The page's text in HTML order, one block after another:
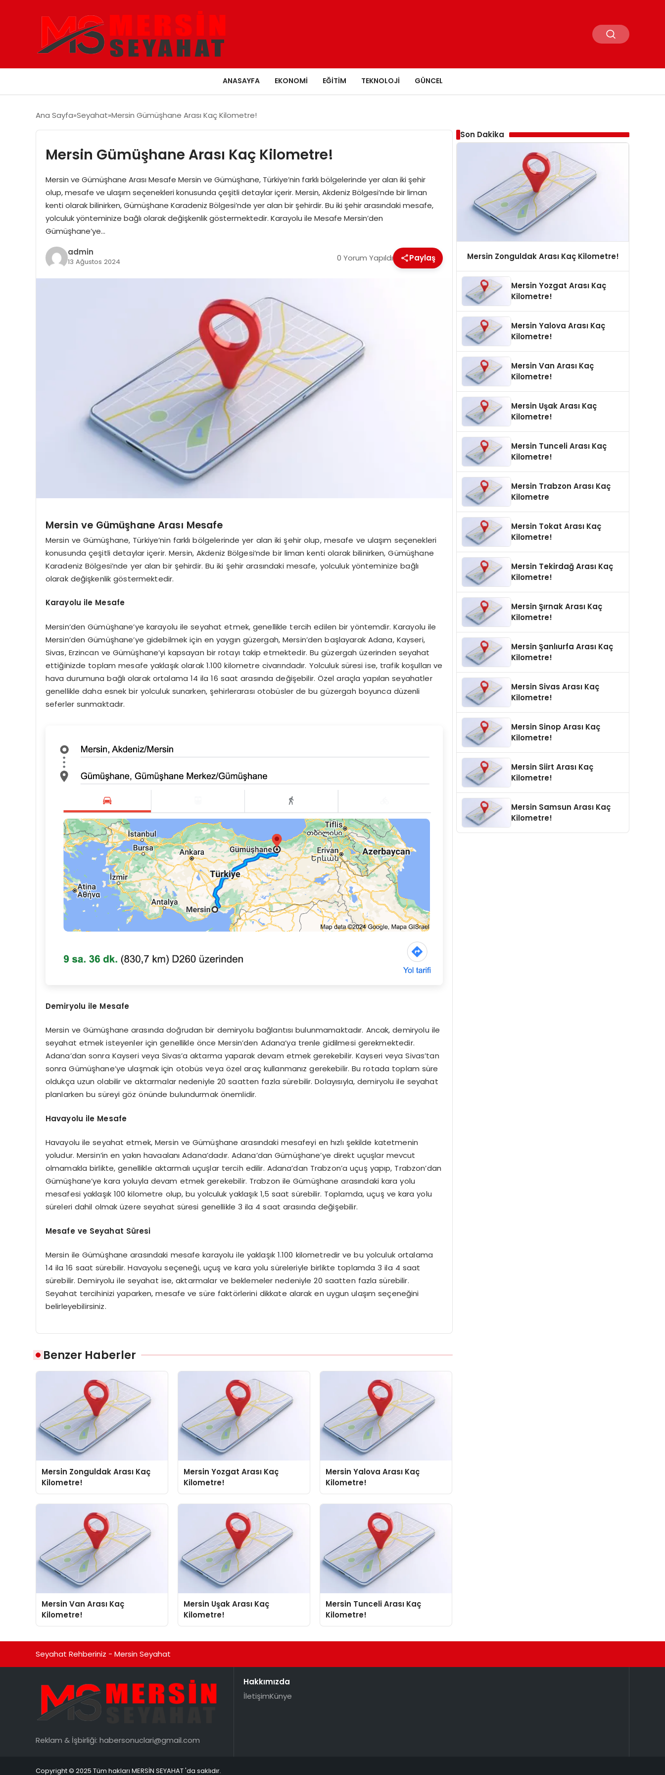
ANASAYFA EKONOMI EĞITIM TEKNOLOJI GÜNCEL
Ana Sayfa Seyahat Mersin Gümüşhane Arası Kaç Kilometre!
Mersin Gümüşhane Arası Kaç Kilometre!
Mersin ve Gümüşhane Arası Mesafe Mersin ve Gümüşhane, Türkiye’nin farklı bölgelerinde yer alan iki şehir
olup, mesafe ve ulaşım seçenekleri konusunda çeşitli detaylar içerir. Mersin, Akdeniz Bölgesi’nde bir liman
kenti olarak bilinirken, Gümüşhane Karadeniz Bölgesi’nde yer alan bir şehirdir. Bu iki şehir arasındaki mesafe,
yolculuk yönteminize bağlı olarak değişkenlik göstermektedir. Karayolu ile Mesafe Mersin’den
Gümüşhane’ye…
admin
13 Ağustos 2024 0 Yorum Yapıldı Paylaş
Mersin ve Gümüşhane Arası Mesafe
Mersin ve Gümüşhane, Türkiye’nin farklı bölgelerinde yer alan iki şehir olup, mesafe ve ulaşım seçenekleri
konusunda çeşitli detaylar içerir. Mersin, Akdeniz Bölgesi’nde bir liman kenti olarak bilinirken, Gümüşhane
Karadeniz Bölgesi’nde yer alan bir şehirdir. Bu iki şehir arasındaki mesafe, yolculuk yönteminize bağlı
olarak değişkenlik göstermektedir.
Karayolu ile Mesafe
Mersin’den Gümüşhane’ye karayolu ile seyahat etmek, genellikle tercih edilen bir yöntemdir. Karayolu ile
Mersin’den Gümüşhane’ye gidebilmek için en yaygın güzergah, Mersin’den başlayarak Adana, Kayseri,
Sivas, Erzincan ve Gümüşhane’yi kapsayan bir rotayı takip etmektedir. Bu güzergah üzerinden seyahat
ettiğinizde toplam mesafe yaklaşık olarak 1.100 kilometre civarındadır. Yolculuk süresi ise, trafik koşulları ve
hava durumuna bağlı olarak ortalama 14 ila 16 saat arasında değişebilir. Özel araçla yapılan seyahatler
genellikle daha esnek bir yolculuk sunarken, şehirlerarası otobüsler de bu güzergah boyunca düzenli
seferler sunmaktadır.
Demiryolu ile Mesafe
Mersin ve Gümüşhane arasında doğrudan bir demiryolu bağlantısı bulunmamaktadır. Ancak, demiryolu ile
seyahat etmek isteyenler için genellikle önce Mersin’den Adana’ya trenle gidilmesi gerekmektedir.
Adana’dan sonra Kayseri veya Sivas’a aktarma yaparak devam etmek gerekebilir. Kayseri veya Sivas’tan
sonra Gümüşhane’ye ulaşmak için otobüs veya özel araç kullanmanız gerekebilir. Bu rotada toplam süre
oldukça uzun olabilir ve aktarmalar nedeniyle 20 saatten fazla sürebilir. Dolayısıyla, demiryolu ile seyahat
planlarken bu süreyi göz önünde bulundurmak önemlidir.
Havayolu ile Mesafe
Havayolu ile seyahat etmek, Mersin ve Gümüşhane arasındaki mesafeyi en hızlı şekilde katetmenin
yoludur. Mersin’in en yakın havaalanı Adana’dadır. Adana’dan Gümüşhane’ye direkt uçuşlar mevcut
olmamakla birlikte, genellikle aktarmalı uçuşlar tercih edilir. Adana’dan Trabzon’a uçuş yapıp, Trabzon’dan
Gümüşhane’ye kara yoluyla devam etmek gerekebilir. Trabzon ile Gümüşhane arasındaki kara yolu
mesafesi yaklaşık 100 kilometre olup, bu yolculuk yaklaşık 1,5 saat sürebilir. Toplamda, uçuş ve kara yolu
süreleri dahil olmak üzere seyahat süresi genellikle 3 ila 4 saat arasında değişebilir.
Mesafe ve Seyahat Süresi
Mersin ile Gümüşhane arasındaki mesafe karayolu ile yaklaşık 1.100 kilometredir ve bu yolculuk ortalama
14 ila 16 saat sürebilir. Havayolu seçeneği, uçuş ve kara yolu süreleriyle birlikte toplamda 3 ila 4 saat
sürebilir. Demiryolu ile seyahat ise, aktarmalar ve beklemeler nedeniyle 20 saatten fazla sürebilir.
Seyahat tercihinizi yaparken, mesafe ve süre faktörlerini dikkate alarak en uygun ulaşım seçeneğini
belirleyebilirsiniz.
Benzer Haberler
Mersin Zonguldak Arası Kaç
Kilometre!
Mersin Yozgat Arası Kaç
Kilometre!
Mersin Yalova Arası Kaç
Kilometre!
Mersin Van Arası Kaç
Kilometre!
Mersin Uşak Arası Kaç
Kilometre!
Mersin Tunceli Arası Kaç
Kilometre!
Son Dakika
Mersin Zonguldak Arası Kaç Kilometre!
Mersin Yozgat Arası Kaç
Kilometre!
Mersin Yalova Arası Kaç
Kilometre!
Mersin Van Arası Kaç
Kilometre!
Mersin Uşak Arası Kaç
Kilometre!
Mersin Tunceli Arası Kaç
Kilometre!
Mersin Trabzon Arası Kaç
Kilometre
Mersin Tokat Arası Kaç
Kilometre!
Mersin Tekirdağ Arası Kaç
Kilometre!
Mersin Şırnak Arası Kaç
Kilometre!
Mersin Şanlıurfa Arası Kaç
Kilometre!
Mersin Sivas Arası Kaç
Kilometre!
Mersin Sinop Arası Kaç
Kilometre!
Mersin Siirt Arası Kaç
Kilometre!
Mersin Samsun Arası Kaç
Kilometre!
Seyahat Rehberiniz - Mersin Seyahat
Reklam & İşbirliği: habersonuclari@gmail.com
Hakkımızda
İletişimKünye
Copyright © 2025 Tüm hakları MERSİN SEYAHAT 'da saklıdır.